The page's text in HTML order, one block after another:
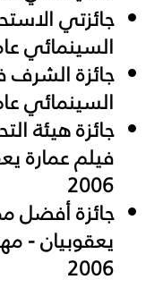
جائزتي
السينمائي عاميّ
جائزة
السينمائي عام
جائزة هيئة
فيلم عمارة
2006
جائزة أفضل
يعقوبيان -
2006